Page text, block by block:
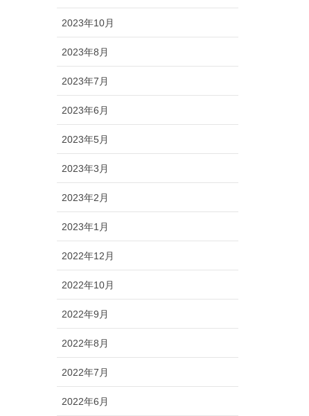
2023年10月
2023年8月
2023年7月
2023年6月
2023年5月
2023年3月
2023年2月
2023年1月
2022年12月
2022年10月
2022年9月
2022年8月
2022年7月
2022年6月